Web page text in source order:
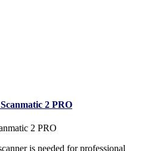
2 PRO
2 PRO
is needed for professional